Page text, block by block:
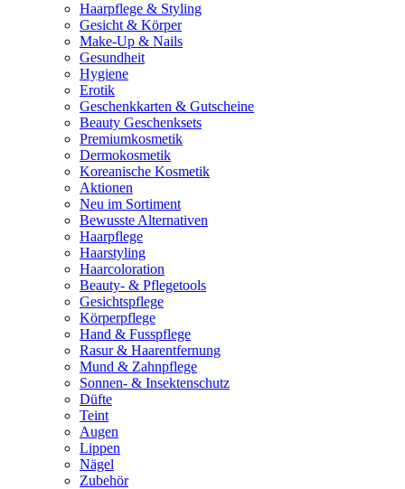
Haarpflege & Styling
Gesicht & Körper
Make-Up & Nails
Gesundheit
Hygiene
Erotik
Geschenkkarten & Gutscheine
Beauty Geschenksets
Premiumkosmetik
Dermokosmetik
Koreanische Kosmetik
Aktionen
Neu im Sortiment
Bewusste Alternativen
Haarpflege
Haarstyling
Haarcoloration
Beauty- & Pflegetools
Gesichtspflege
Körperpflege
Hand & Fusspflege
Rasur & Haarentfernung
Mund & Zahnpflege
Sonnen- & Insektenschutz
Düfte
Teint
Augen
Lippen
Nägel
Zubehör